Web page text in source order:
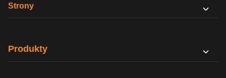
Strony
Produkty